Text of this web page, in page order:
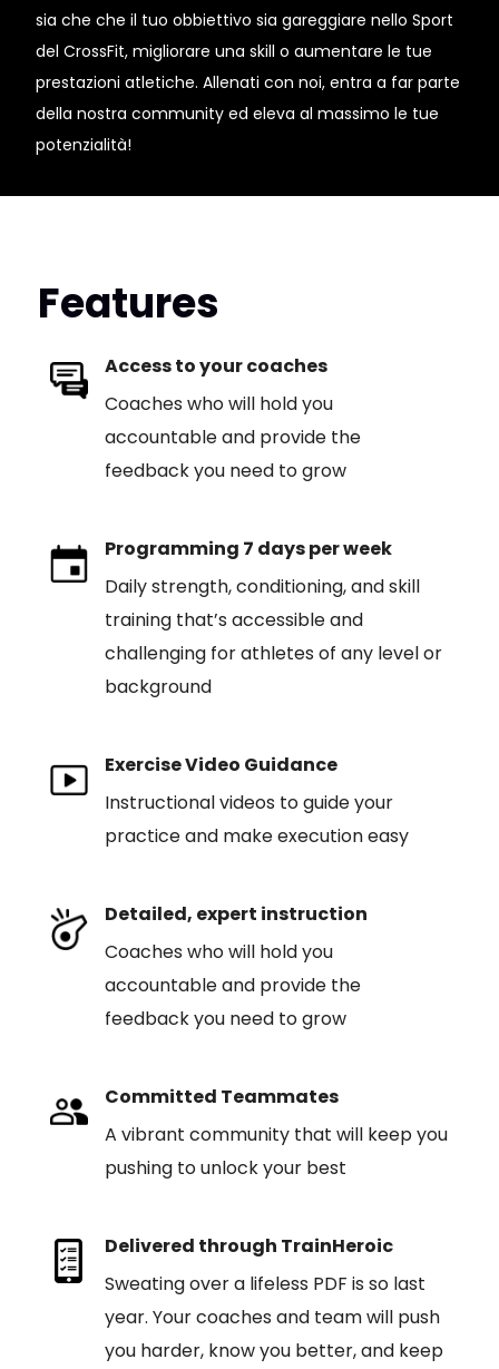
sia che che il tuo obbiettivo sia gareggiare nello Sport
del CrossFit, migliorare una skill o aumentare le tue
prestazioni atletiche. Allenati con noi, entra a far parte
della nostra community ed eleva al massimo le tue
potenzialità!
Features
Access to your coaches
Coaches who will hold you
accountable and provide the
feedback you need to grow
Programming 7 days per week
Daily strength, conditioning, and skill
training that’s accessible and
challenging for athletes of any level or
background
Exercise Video Guidance
Instructional videos to guide your
practice and make execution easy
Detailed, expert instruction
Coaches who will hold you
accountable and provide the
feedback you need to grow
Committed Teammates
A vibrant community that will keep you
pushing to unlock your best
Delivered through TrainHeroic
Sweating over a lifeless PDF is so last
year. Your coaches and team will push
you harder, know you better, and keep